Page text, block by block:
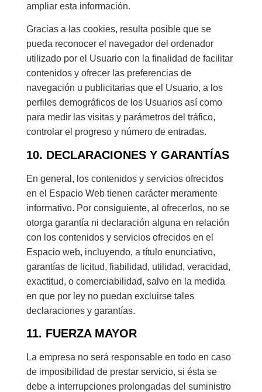
ampliar esta información.
Gracias a las cookies, resulta posible que se
pueda reconocer el navegador del ordenador
utilizado por el Usuario con la finalidad de facilitar
contenidos y ofrecer las preferencias de
navegación u publicitarias que el Usuario, a los
perfiles demográficos de los Usuarios así como
para medir las visitas y parámetros del tráfico,
controlar el progreso y número de entradas.
10. DECLARACIONES Y GARANTÍAS
En general, los contenidos y servicios ofrecidos
en el Espacio Web tienen carácter meramente
informativo. Por consiguiente, al ofrecerlos, no se
otorga garantía ni declaración alguna en relación
con los contenidos y servicios ofrecidos en el
Espacio web, incluyendo, a título enunciativo,
garantías de licitud, fiabilidad, utilidad, veracidad,
exactitud, o comerciabilidad, salvo en la medida
en que por ley no puedan excluirse tales
declaraciones y garantías.
11. FUERZA MAYOR
La empresa no será responsable en todo en caso
de imposibilidad de prestar servicio, si ésta se
debe a interrupciones prolongadas del suministro